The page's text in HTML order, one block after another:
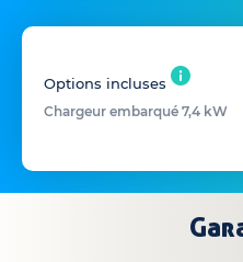
Options incluses
Chargeur embarqué 7,4 kW